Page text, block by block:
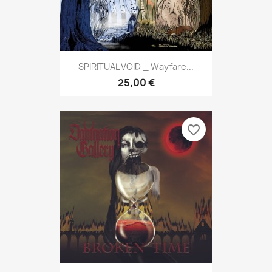
SPIRITUAL VOID _ Wayfare...
25,00 €
favorite_border